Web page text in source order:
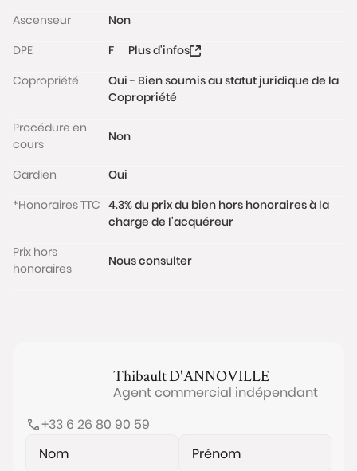
Ascenseur
Non
DPE
F
Plus d'infos
Copropriété
Oui - Bien soumis au statut juridique de la
Copropriété
Procédure en
cours
Non
Gardien
Oui
*Honoraires TTC 4.3% du prix du bien hors honoraires à la
charge de l'acquéreur
Prix hors
honoraires
Nous consulter
ThibaultD'ANNOVILLE
Agent commercial indépendant
+33 6 26 80 90 59